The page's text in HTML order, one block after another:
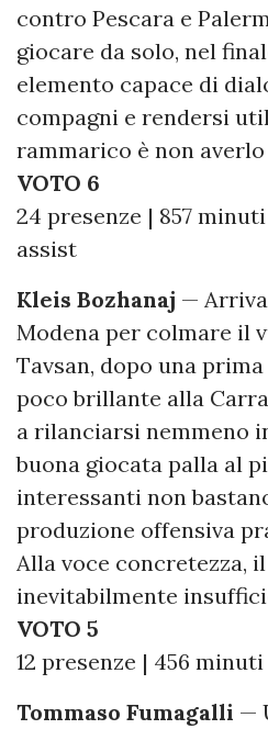
contro Pescara e
giocare da solo, nel
elemento capace di
compagni e rendersi
rammarico è non
VOTO 6
24 presenze | 857
assist
Kleis Bozhanaj —
Modena per colmare il
Tavsan, dopo una
poco brillante alla
a rilanciarsi nemmeno
buona giocata palla al
interessanti non
produzione offensiva
Alla voce concretezza,
inevitabilmente
VOTO 5
12 presenze | 456
Tommaso Fumagalli —